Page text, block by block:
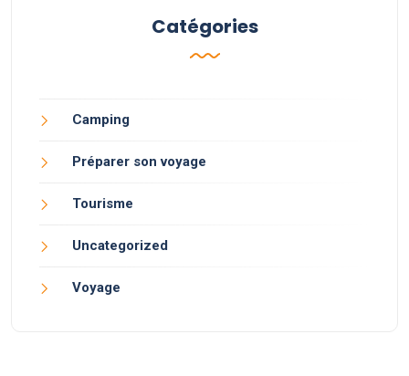
Catégories
Camping
Préparer son voyage
Tourisme
Uncategorized
Voyage